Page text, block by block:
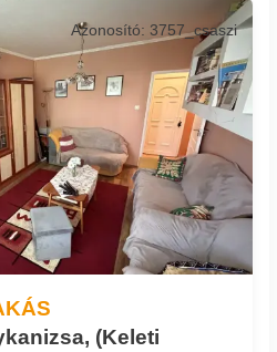
(Keleti
Azonosító: 3757_csaszi